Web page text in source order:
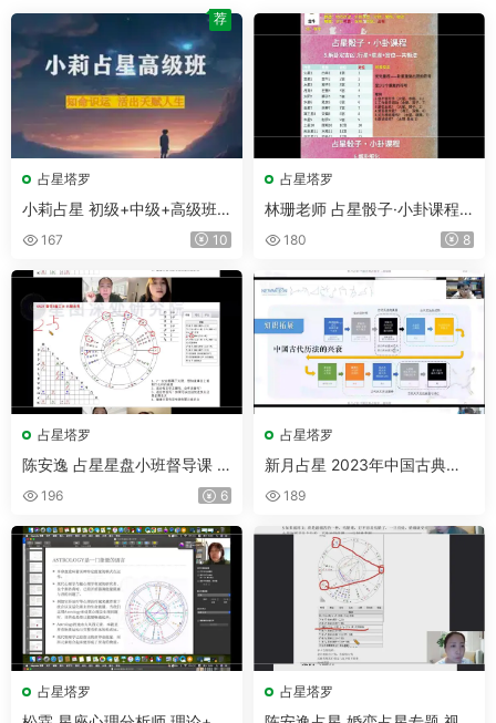
占星塔罗
小莉占星 初级+中级+高级班
视频67集
167 10
荐
占星塔罗
林珊老师 占星骰子·小卦课程
视频7集
180 8
占星塔罗
陈安逸 占星星盘小班督导课 2
5年5月-6月 完结版 视频6集
196 6
占星塔罗
新月占星 2023年中国古典占
189
占星塔罗 占星塔罗